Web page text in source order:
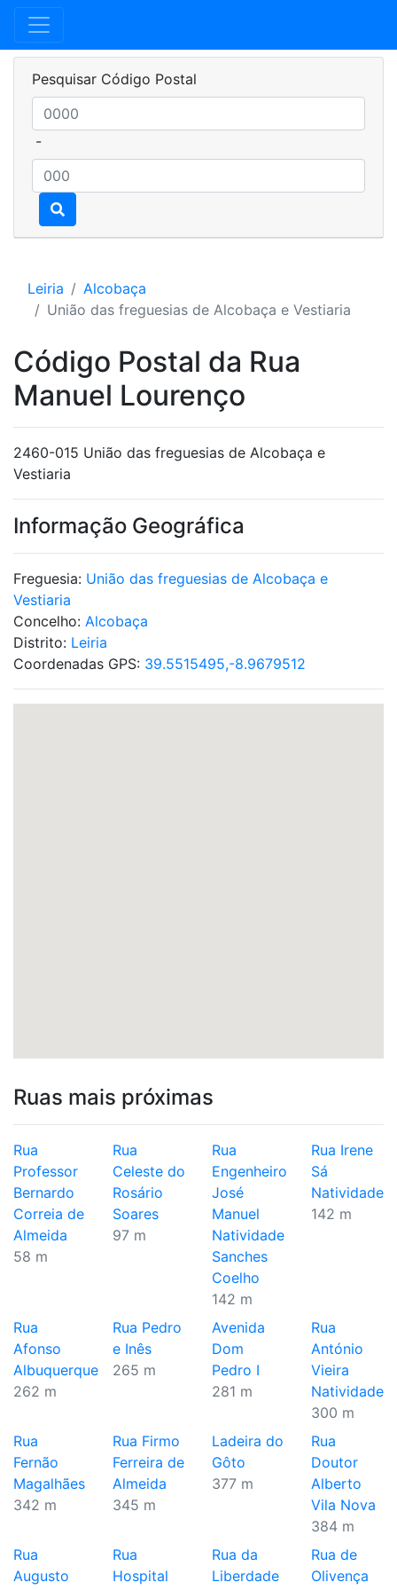
Pesquisar Código Postal
-
Leiria
Alcobaça
União das freguesias de Alcobaça e Vestiaria
Código Postal da Rua
Manuel Lourenço
2460-015 União das freguesias de Alcobaça e
Vestiaria
Informação Geográfica
Freguesia: União das freguesias de Alcobaça e
Vestiaria
Concelho: Alcobaça
Distrito: Leiria
Coordenadas GPS: 39.5515495,-8.9679512
Ruas mais próximas
Rua
Professor
Bernardo
Correia de
Almeida
58 m
Rua
Celeste do
Rosário
Soares
97 m
Rua
Engenheiro
José
Manuel
Natividade
Sanches
Coelho
142 m
Rua Irene
Sá
Natividade
142 m
Rua
Afonso
Albuquerque
262 m
Rua Pedro
e Inês
265 m
Avenida
Dom
Pedro I
281 m
Rua
António
Vieira
Natividade
300 m
Rua
Fernão
Magalhães
342 m
Rua Firmo
Ferreira de
Almeida
345 m
Ladeira do
Gôto
377 m
Rua
Doutor
Alberto
Vila Nova
384 m
Rua
Augusto
Rua
Hospital
Rua da
Liberdade
Rua de
Olivença